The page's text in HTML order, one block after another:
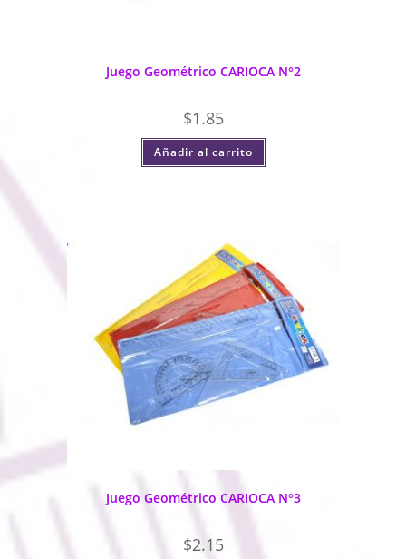
Juego Geométrico CARIOCA N°2
$1.85
Añadir al carrito
Juego Geométrico CARIOCA N°3
$2.15